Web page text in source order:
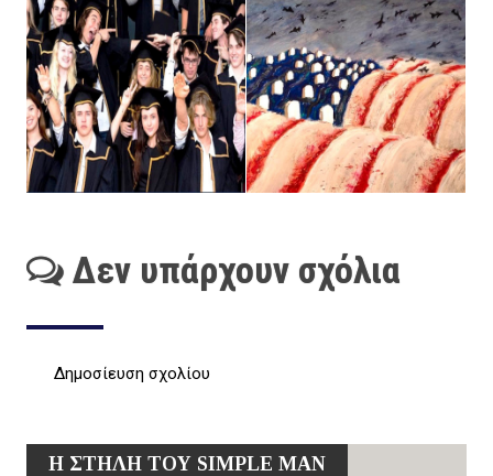
Δεν υπάρχουν σχόλια
Δημοσίευση σχολίου
Η ΣΤΗΛΗ ΤΟΥ SIMPLE MAN